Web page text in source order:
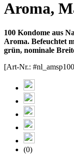
Aroma,
100 Kondome aus
Aroma. Befeuchtet
grün, nominale
[Art-Nr.:
(0)